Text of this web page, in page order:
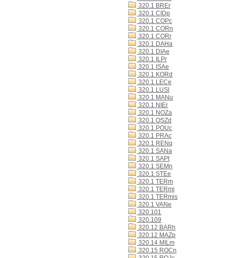
320.1 BREr
320.1 CIDp
320.1 COPc
320.1 CORn
320.1 CORr
320.1 DAHa
320.1 DIAe
320.1 ILPr
320.1 ISAe
320.1 KORd
320.1 LECe
320.1 LUSl
320.1 MANu
320.1 NIEr
320.1 NOZa
320.1 OSZd
320.1 POUc
320.1 PRAc
320.1 RENq
320.1 SANa
320.1 SAPt
320.1 SEMn
320.1 STEe
320.1 TERm
320.1 TERmi
320.1 TERmis
320.1 VANe
320.101
320.109
320.12 BARh
320.12 MAZp
320.14 MILm
320.15 ROCn